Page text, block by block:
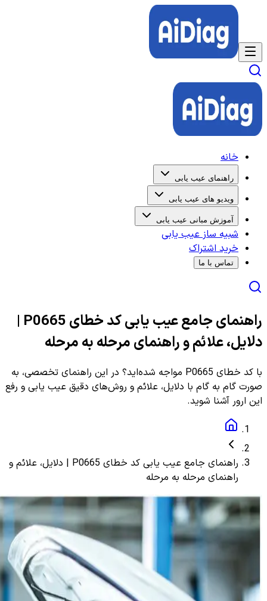
خانه
راهنمای عیب یابی
ویدیو های عیب یابی
آموزش مبانی عیب یابی
شبیه ساز عیب یابی
خرید اشتراک
تماس با ما
راهنمای جامع عیب یابی کد خطای P0665 |
دلایل، علائم و راهنمای مرحله به مرحله
با کد خطای P0665 مواجه شده‌اید؟ در این راهنمای تخصصی، به
صورت گام به گام با دلایل، علائم و روش‌های دقیق عیب یابی و رفع
این ارور آشنا شوید.
راهنمای جامع عیب یابی کد خطای P0665 | دلایل، علائم و
راهنمای مرحله به مرحله